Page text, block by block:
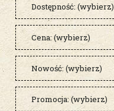
Dostępność: (wybierz)
Cena: (wybierz)
Nowość: (wybierz)
Promocja: (wybierz)